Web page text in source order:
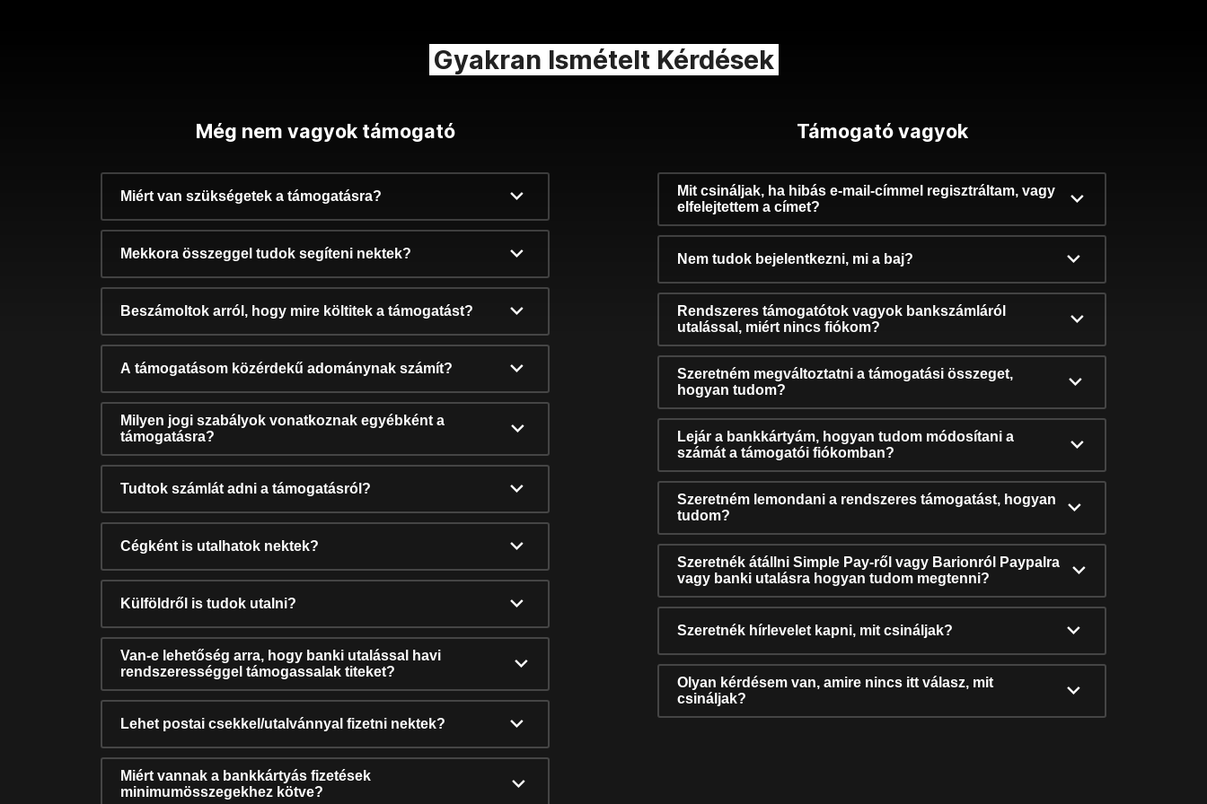
Gyakran Ismételt Kérdések
Még nem vagyok támogató
Miért van szükségetek a támogatásra?
Mekkora összeggel tudok segíteni nektek?
Beszámoltok arról, hogy mire költitek a támogatást?
A támogatásom közérdekű adománynak számít?
Milyen jogi szabályok vonatkoznak egyébként a
támogatásra?
Tudtok számlát adni a támogatásról?
Cégként is utalhatok nektek?
Külföldről is tudok utalni?
Van-e lehetőség arra, hogy banki utalással havi
rendszerességgel támogassalak titeket?
Lehet postai csekkel/utalvánnyal fizetni nektek?
Miért vannak a bankkártyás fizetések
minimumösszegekhez kötve?
Támogató vagyok
Mit csináljak, ha hibás e-mail-címmel regisztráltam, vagy
elfelejtettem a címet?
Nem tudok bejelentkezni, mi a baj?
Rendszeres támogatótok vagyok bankszámláról
utalással, miért nincs fiókom?
Szeretném megváltoztatni a támogatási összeget,
hogyan tudom?
Lejár a bankkártyám, hogyan tudom módosítani a
számát a támogatói fiókomban?
Szeretném lemondani a rendszeres támogatást, hogyan
tudom?
Szeretnék átállni Simple Pay-ről vagy Barionról Paypalra
vagy banki utalásra hogyan tudom megtenni?
Szeretnék hírlevelet kapni, mit csináljak?
Olyan kérdésem van, amire nincs itt válasz, mit
csináljak?